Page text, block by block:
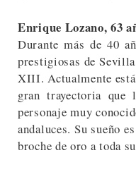
Enrique Lozano, 63
Durante más de 40
prestigiosas de
XIII. Actualmente
gran trayectoria que
personaje muy
andaluces. Su sueño
broche de oro a toda